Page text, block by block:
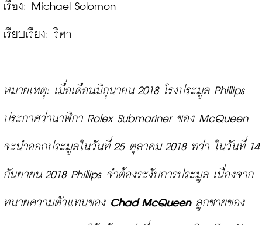
เรื่อง: Michael Solomon
เรียบเรียง: ริศา
หมายเหตุ: เมื่อเดือนมิถุนายน 2018 โรงประมูล Phillips
ประกาศว่านาฬิกา Rolex Submariner ของ McQueen
จะนำออกประมูลในวันที่ 25 ตุลาคม 2018 ทว่า ในวันที่ 14
กันยายน 2018 Phillips จำต้องระงับการประมูล เนื่องจาก
ทนายความตัวแทนของ Chad McQueen ลูกชายของ